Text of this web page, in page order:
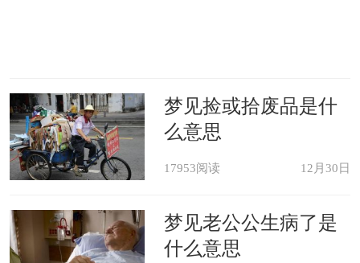
梦见捡或拾废品是什
么意思
17953阅读 12月30日
梦见老公公生病了是
什么意思